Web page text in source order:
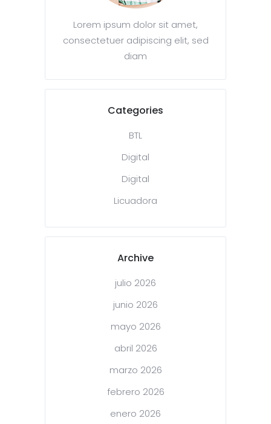
Lorem ipsum dolor sit amet,
consectetuer adipiscing elit, sed
diam
Categories
BTL
Digital
Digital
Licuadora
Archive
julio 2026
junio 2026
mayo 2026
abril 2026
marzo 2026
febrero 2026
enero 2026